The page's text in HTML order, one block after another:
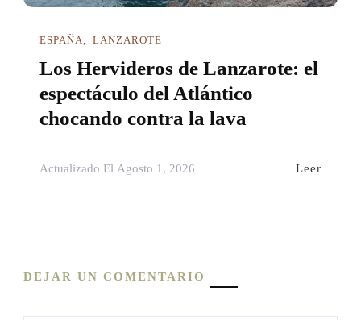
ESPAÑA LANZAROTE
Los Hervideros de Lanzarote: el
espectáculo del Atlántico
chocando contra la lava
Actualizado El Agosto 1, 2026 Leer
DEJAR UN COMENTARIO